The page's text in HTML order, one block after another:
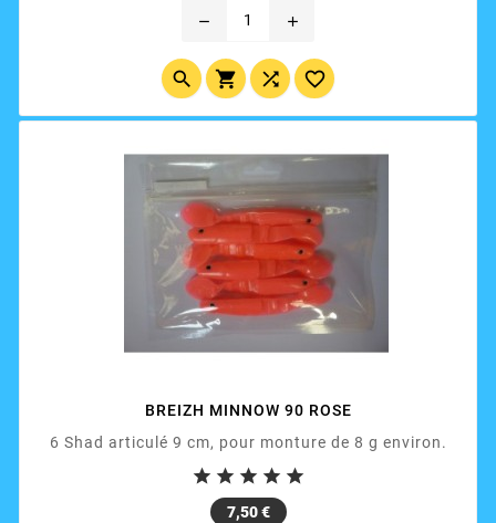
remove add
   
BREIZH MINNOW 90 ROSE
6 Shad articulé 9 cm, pour monture de 8 g environ.
    
7,50 € Prix